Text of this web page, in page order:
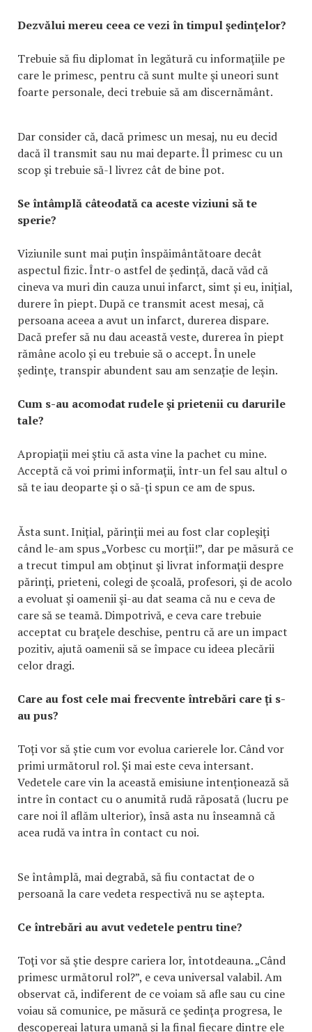
Dezvălui mereu ceea ce vezi în timpul şedinţelor?
Trebuie să fiu diplomat în legătură cu informaţiile pe
care le primesc, pentru că sunt multe şi uneori sunt
foarte personale, deci trebuie să am discernământ.
Dar consider că, dacă primesc un mesaj, nu eu decid
dacă îl transmit sau nu mai departe. Îl primesc cu un
scop şi trebuie să-l livrez cât de bine pot.
Se întâmplă câteodată ca aceste viziuni să te
sperie?
Viziunile sunt mai puțin înspăimântătoare decât
aspectul fizic. Într-o astfel de ședință, dacă văd că
cineva va muri din cauza unui infarct, simt și eu, inițial,
durere în piept. După ce transmit acest mesaj, că
persoana aceea a avut un infarct, durerea dispare.
Dacă prefer să nu dau această veste, durerea în piept
rămâne acolo și eu trebuie să o accept. În unele
ședințe, transpir abundent sau am senzație de leșin.
Cum s-au acomodat rudele şi prietenii cu darurile
tale?
Apropiaţii mei ştiu că asta vine la pachet cu mine.
Acceptă că voi primi informaţii, într-un fel sau altul o
să te iau deoparte şi o să-ţi spun ce am de spus.
Ăsta sunt. Iniţial, părinţii mei au fost clar copleşiţi
când le-am spus „Vorbesc cu morţii!”, dar pe măsură ce
a trecut timpul am obţinut şi livrat informaţii despre
părinţi, prieteni, colegi de şcoală, profesori, şi de acolo
a evoluat şi oamenii şi-au dat seama că nu e ceva de
care să se teamă. Dimpotrivă, e ceva care trebuie
acceptat cu braţele deschise, pentru că are un impact
pozitiv, ajută oamenii să se împace cu ideea plecării
celor dragi.
Care au fost cele mai frecvente întrebări care ți s-
au pus?
Toți vor să știe cum vor evolua carierele lor. Când vor
primi următorul rol. Și mai este ceva intersant.
Vedetele care vin la această emisiune intenționează să
intre în contact cu o anumită rudă răposată (lucru pe
care noi îl aflăm ulterior), însă asta nu înseamnă că
acea rudă va intra în contact cu noi.
Se întâmplă, mai degrabă, să fiu contactat de o
persoană la care vedeta respectivă nu se aștepta.
Ce întrebări au avut vedetele pentru tine?
Toţi vor să ştie despre cariera lor, întotdeauna. „Când
primesc următorul rol?”, e ceva universal valabil. Am
observat că, indiferent de ce voiam să afle sau cu cine
voiau să comunice, pe măsură ce şedinţa progresa, le
descopereai latura umană şi la final fiecare dintre ele